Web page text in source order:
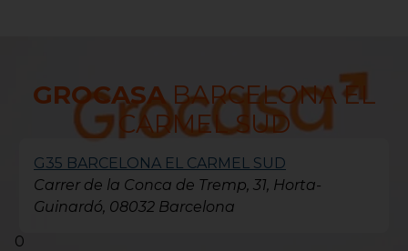
GROCASA BARCELONA EL
CARMEL SUD
G35 BARCELONA EL CARMEL SUD
Carrer de la Conca de Tremp, 31, Horta-
Guinardó, 08032 Barcelona
0